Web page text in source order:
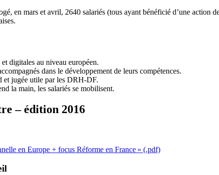
en mars et avril, 2640 salariés (tous ayant bénéficié d’une action
digitales au niveau européen.
dans le développement de leurs compétences.
et jugée utile par les DRH-DF.
la main, les salariés se mobilisent.
– édition 2016
en Europe + focus Réforme en France » (.pdf)